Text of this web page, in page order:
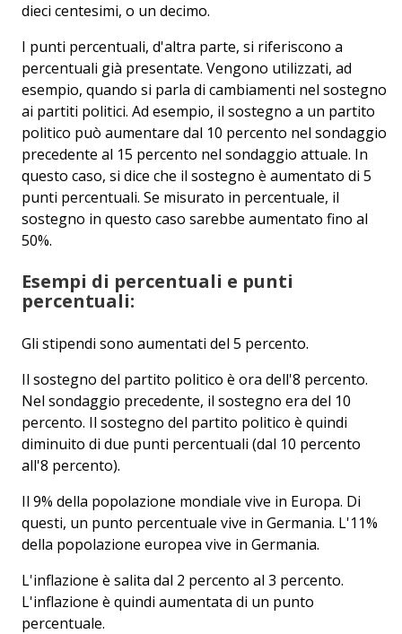
dieci centesimi, o un decimo.
I punti percentuali, d'altra parte, si riferiscono a
percentuali già presentate. Vengono utilizzati, ad
esempio, quando si parla di cambiamenti nel sostegno
ai partiti politici. Ad esempio, il sostegno a un partito
politico può aumentare dal 10 percento nel sondaggio
precedente al 15 percento nel sondaggio attuale. In
questo caso, si dice che il sostegno è aumentato di 5
punti percentuali. Se misurato in percentuale, il
sostegno in questo caso sarebbe aumentato fino al
50%.
Esempi di percentuali e punti
percentuali:
Gli stipendi sono aumentati del 5 percento.
Il sostegno del partito politico è ora dell'8 percento.
Nel sondaggio precedente, il sostegno era del 10
percento. Il sostegno del partito politico è quindi
diminuito di due punti percentuali (dal 10 percento
all'8 percento).
Il 9% della popolazione mondiale vive in Europa. Di
questi, un punto percentuale vive in Germania. L'11%
della popolazione europea vive in Germania.
L'inflazione è salita dal 2 percento al 3 percento.
L'inflazione è quindi aumentata di un punto
percentuale.